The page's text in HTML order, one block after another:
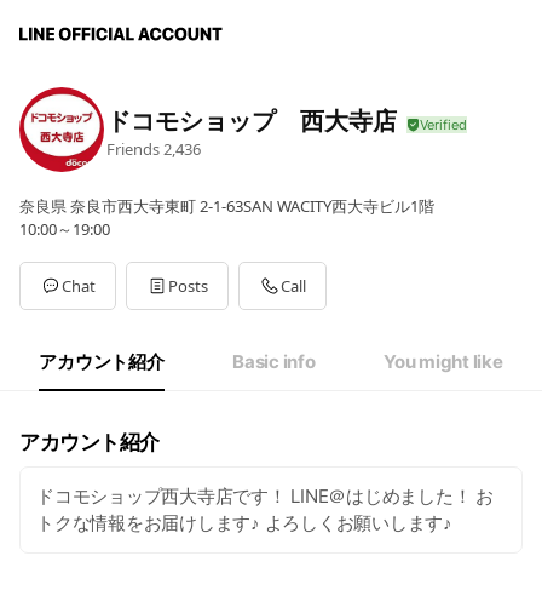
ドコモショップ 西大寺店
Friends 2,436
奈良県 奈良市西大寺東町 2-1-63SAN WACITY西大寺ビル1階
10:00～19:00
Chat Posts Call
アカウント紹介 Basic info You might like
アカウント紹介
ドコモショップ西大寺店です！ LINE＠はじめました！ お
トクな情報をお届けします♪ よろしくお願いします♪